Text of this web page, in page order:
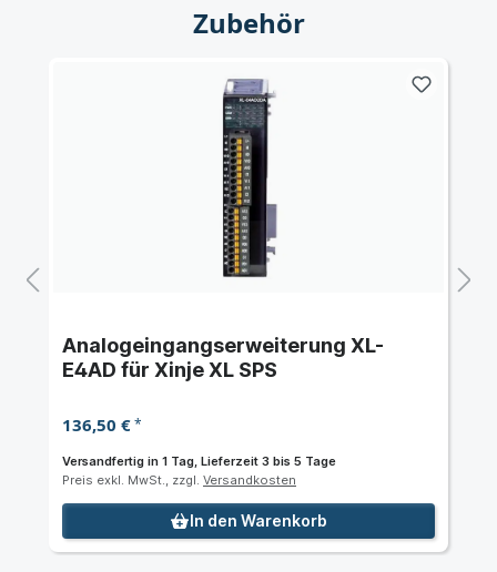
Zubehör
Analogeingangserweiterung XL-
E4AD für Xinje XL SPS
136,50 €*
Versandfertig in 1 Tag, Lieferzeit 3 bis 5 Tage
Preis exkl. MwSt., zzgl. Versandkosten
In den Warenkorb